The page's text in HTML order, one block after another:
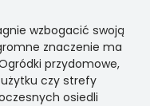
wzbogacić swoją
znaczenie ma
przydomowe,
czy strefy
osiedli